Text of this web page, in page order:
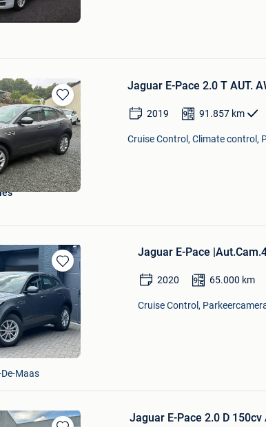
Bewaren
in
Mijn
Favorieten
Jaguar E-Pace 2.0 T AUT.
2019 91.857 km
Cruise Control, Climate control,
Bewaren
in
Mijn
Favorieten
Jaguar E-Pace
2020 65.000 km
Cruise Control,
Maas
Jaguar E-Pace 2.0 D 150cv